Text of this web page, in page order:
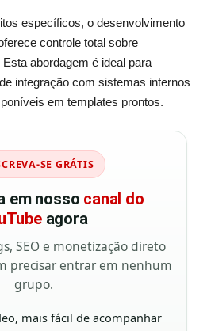
específicos, o desenvolvimento
controle total sobre
abordagem é ideal para
integração com sistemas internos
em templates prontos.
SE GRÁTIS
em nosso canal do
agora
SEO e monetização direto
precisar entrar em nenhum
grupo.
mais fácil de acompanhar